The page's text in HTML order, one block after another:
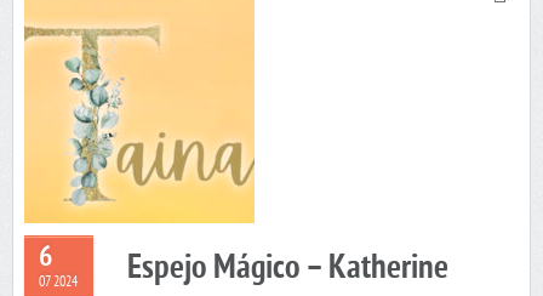
6
07 2024 Espejo Mágico – Katherine